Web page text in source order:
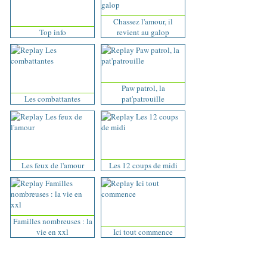
Top info
Chassez l'amour, il
revient au galop
Les combattantes
Paw patrol, la
pat'patrouille
Les feux de l'amour Les 12 coups de midi
Familles nombreuses : la
vie en xxl
Ici tout commence